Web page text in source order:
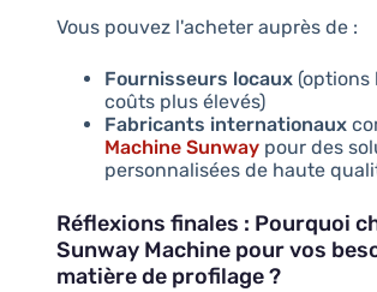
Vous pouvez l'acheter auprès de :
Fournisseurs locaux(options
coûts plus élevés)
Fabricants internationaux
Machine Sunwaypour des
personnalisées de haute
Réflexions finales : Pourquoi
Sunway Machine pour vos
matière de profilage ?